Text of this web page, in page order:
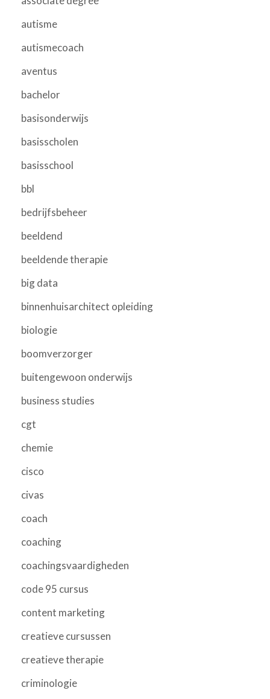
autisme
autismecoach
aventus
bachelor
basisonderwijs
basisscholen
basisschool
bbl
bedrijfsbeheer
beeldend
beeldende therapie
big data
binnenhuisarchitect opleiding
biologie
boomverzorger
buitengewoon onderwijs
business studies
cgt
chemie
cisco
civas
coach
coaching
coachingsvaardigheden
code 95 cursus
content marketing
creatieve cursussen
creatieve therapie
criminologie